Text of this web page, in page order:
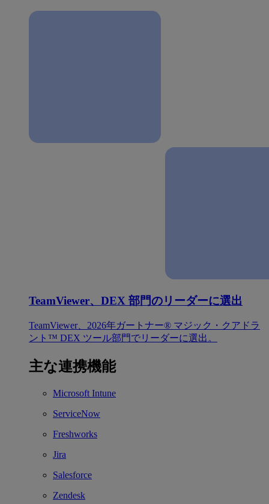
TeamViewer、DEX 部門のリーダーに選出
TeamViewer、2026年ガートナー® マジック・クアドラ
ント™ DEX ツール部門でリーダーに選出。
主な連携機能
Microsoft Intune
ServiceNow
Freshworks
Jira
Salesforce
Zendesk